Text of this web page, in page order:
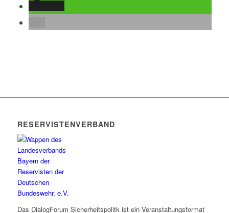
RESERVISTENVERBAND
Das DialogForum Sicherheitspolitk ist ein Veranstaltungsformat